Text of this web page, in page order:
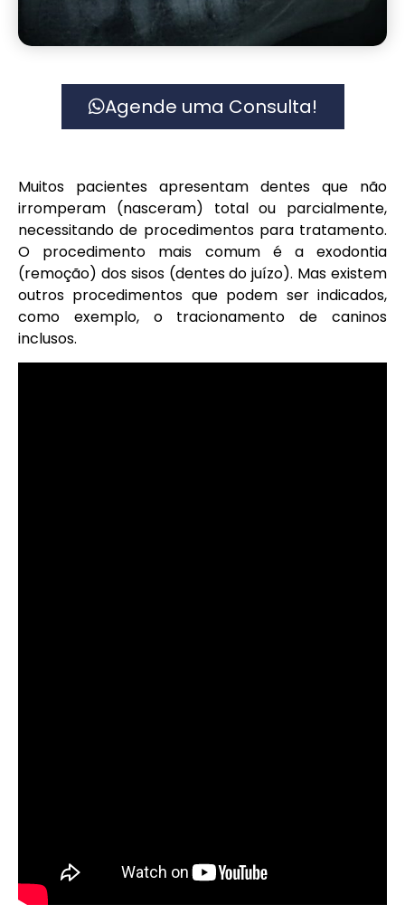
Agende uma Consulta!
Muitos pacientes apresentam dentes que não
irromperam (nasceram) total ou parcialmente,
necessitando de procedimentos para tratamento.
O procedimento mais comum é a exodontia
(remoção) dos sisos (dentes do juízo). Mas existem
outros procedimentos que podem ser indicados,
como exemplo, o tracionamento de caninos
inclusos.